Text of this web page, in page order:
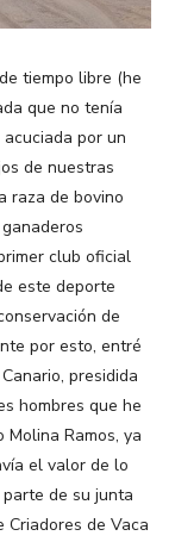
tiempo libre (he
que no tenía
por un
de nuestras
raza de bovino
club oficial
este deporte
de
por esto, entré
presidida
hombres que he
Ramos, ya
el valor de lo
de su junta
de Vaca